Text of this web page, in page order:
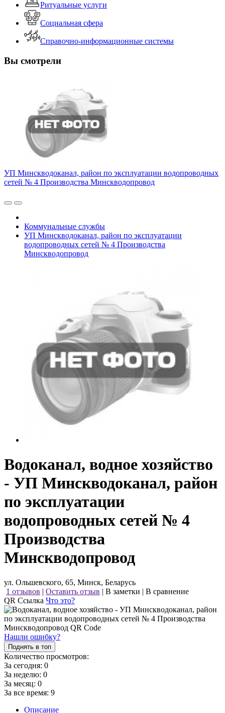
Ритуальные услуги
Социальная сфера
Справочно-информационные системы
Вы смотрели
УП Минскводоканал, район по эксплуатации водопроводных
сетей № 4 Производства Минскводопровод
Коммунальные службы
УП Минскводоканал, район по эксплуатации
водопроводных сетей № 4 Производства
Минскводопровод
Водоканал, водное хозяйство
- УП Минскводоканал, район
по эксплуатации
водопроводных сетей № 4
Производства
Минскводопровод
ул. Ольшевского, 65, Минск, Беларусь
1 отзывов | Оставить отзыв | В заметки | В сравнение
QR Ссылка Что это?
Нашли ошибку?
Поднять в топ
Количество просмотров:
За сегодня: 0
За неделю: 0
За месяц: 0
За все время: 9
Описание